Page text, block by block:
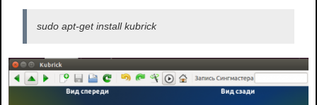
sudo apt-get install kubrick